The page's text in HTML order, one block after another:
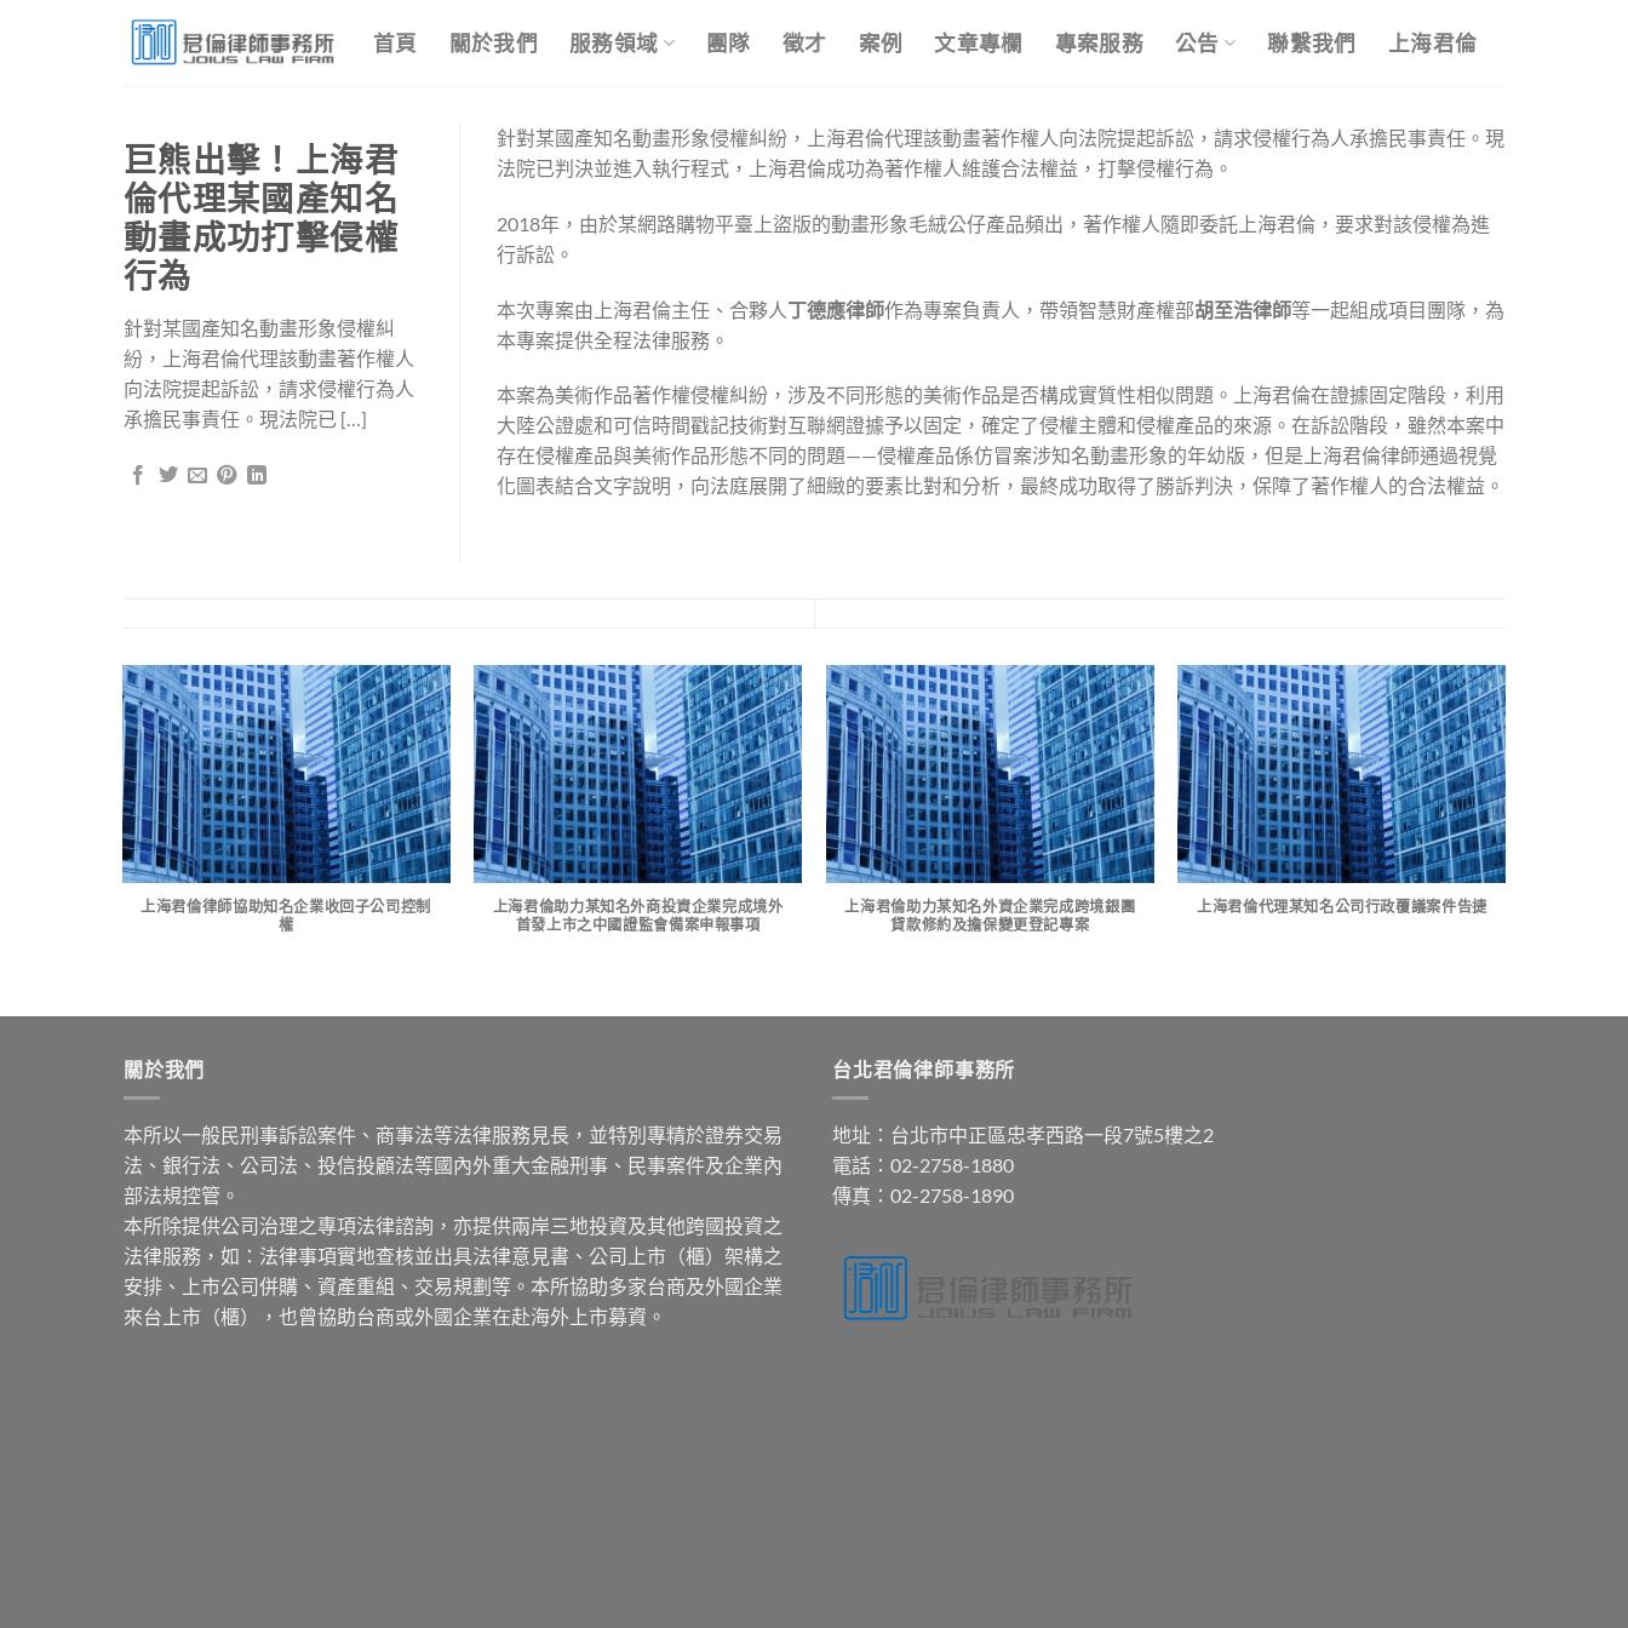
首頁 關於我們 服務領域 團隊 徵才 案例 文章專欄 專案服務 公告 聯繫我們 上海君倫
巨熊出擊！上海君
倫代理某國產知名
動畫成功打擊侵權
行為
針對某國產知名動畫形象侵權糾
紛，上海君倫代理該動畫著作權人
向法院提起訴訟，請求侵權行為人
承擔民事責任。現法院已 […]
針對某國產知名動畫形象侵權糾紛，上海君倫代理該動畫著作權人向法院提起訴訟，請求侵權行為人承擔民事責任。現
法院已判決並進入執行程式，上海君倫成功為著作權人維護合法權益，打擊侵權行為。
2018年，由於某網路購物平臺上盜版的動畫形象毛絨公仔產品頻出，著作權人隨即委託上海君倫，要求對該侵權為進
行訴訟。
本次專案由上海君倫主任、合夥人 丁德應律師作為專案負責人，帶領智慧財產權部胡至浩律師等一起組成項目團隊，為
本專案提供全程法律服務。
本案為美術作品著作權侵權糾紛，涉及不同形態的美術作品是否構成實質性相似問題。上海君倫在證據固定階段，利用
大陸公證處和可信時間戳記技術對互聯網證據予以固定，確定了侵權主體和侵權產品的來源。在訴訟階段，雖然本案中
存在侵權產品與美術作品形態不同的問題——侵權產品係仿冒案涉知名動畫形象的年幼版，但是上海君倫律師通過視覺
化圖表結合文字說明，向法庭展開了細緻的要素比對和分析，最終成功取得了勝訴判決，保障了著作權人的合法權益。
上海君倫律師協助知名企業收回子公司控制
權
上海君倫助力某知名外商投資企業完成境外
首發上市之中國證監會備案申報事項
上海君倫助力某知名外資企業完成跨境銀團
貸款修約及擔保變更登記專案
上海君倫代理某知名公司行政覆議案件告捷
關於我們
本所以一般民刑事訴訟案件、商事法等法律服務見長，並特別專精於證券交易
法、銀行法、公司法、投信投顧法等國內外重大金融刑事、民事案件及企業內
部法規控管。
本所除提供公司治理之專項法律諮詢，亦提供兩岸三地投資及其他跨國投資之
法律服務，如：法律事項實地查核並出具法律意見書、公司上市（櫃）架構之
安排、上市公司併購、資產重組、交易規劃等。本所協助多家台商及外國企業
來台上市（櫃），也曾協助台商或外國企業在赴海外上市募資。
台北君倫律師事務所
地址：台北市中正區忠孝西路一段7號5樓之2
電話：02-2758-1880
傳真：02-2758-1890